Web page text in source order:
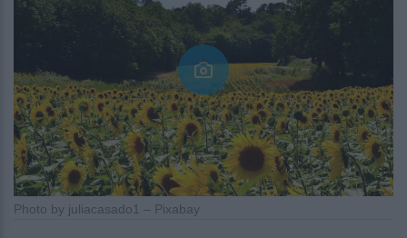
Photo by juliacasado1 – Pixabay